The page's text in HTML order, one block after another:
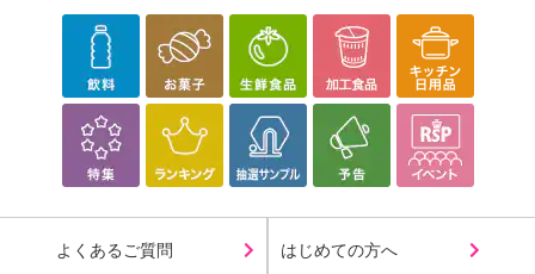
※送料はお試し費用に含まれております。
※d払い、PayPay、au PAY、au PAY（auかんたん決済）、ソフトバ
ンクまとめて支払い、楽天ペイ、メルペイ、AEON Pay、Amazon
Payでお支払いの場合、決済のため外部サイトへ遷移します。
※予約商品は決済手段ごとに定められた決済期限日にお支払いを完
了することがございます。ご了承いただいたうえでお申し込みくだ
※配送形態がメール便の商品については、商品の発送完了後、配送
よくあるご質問 はじめての方へ